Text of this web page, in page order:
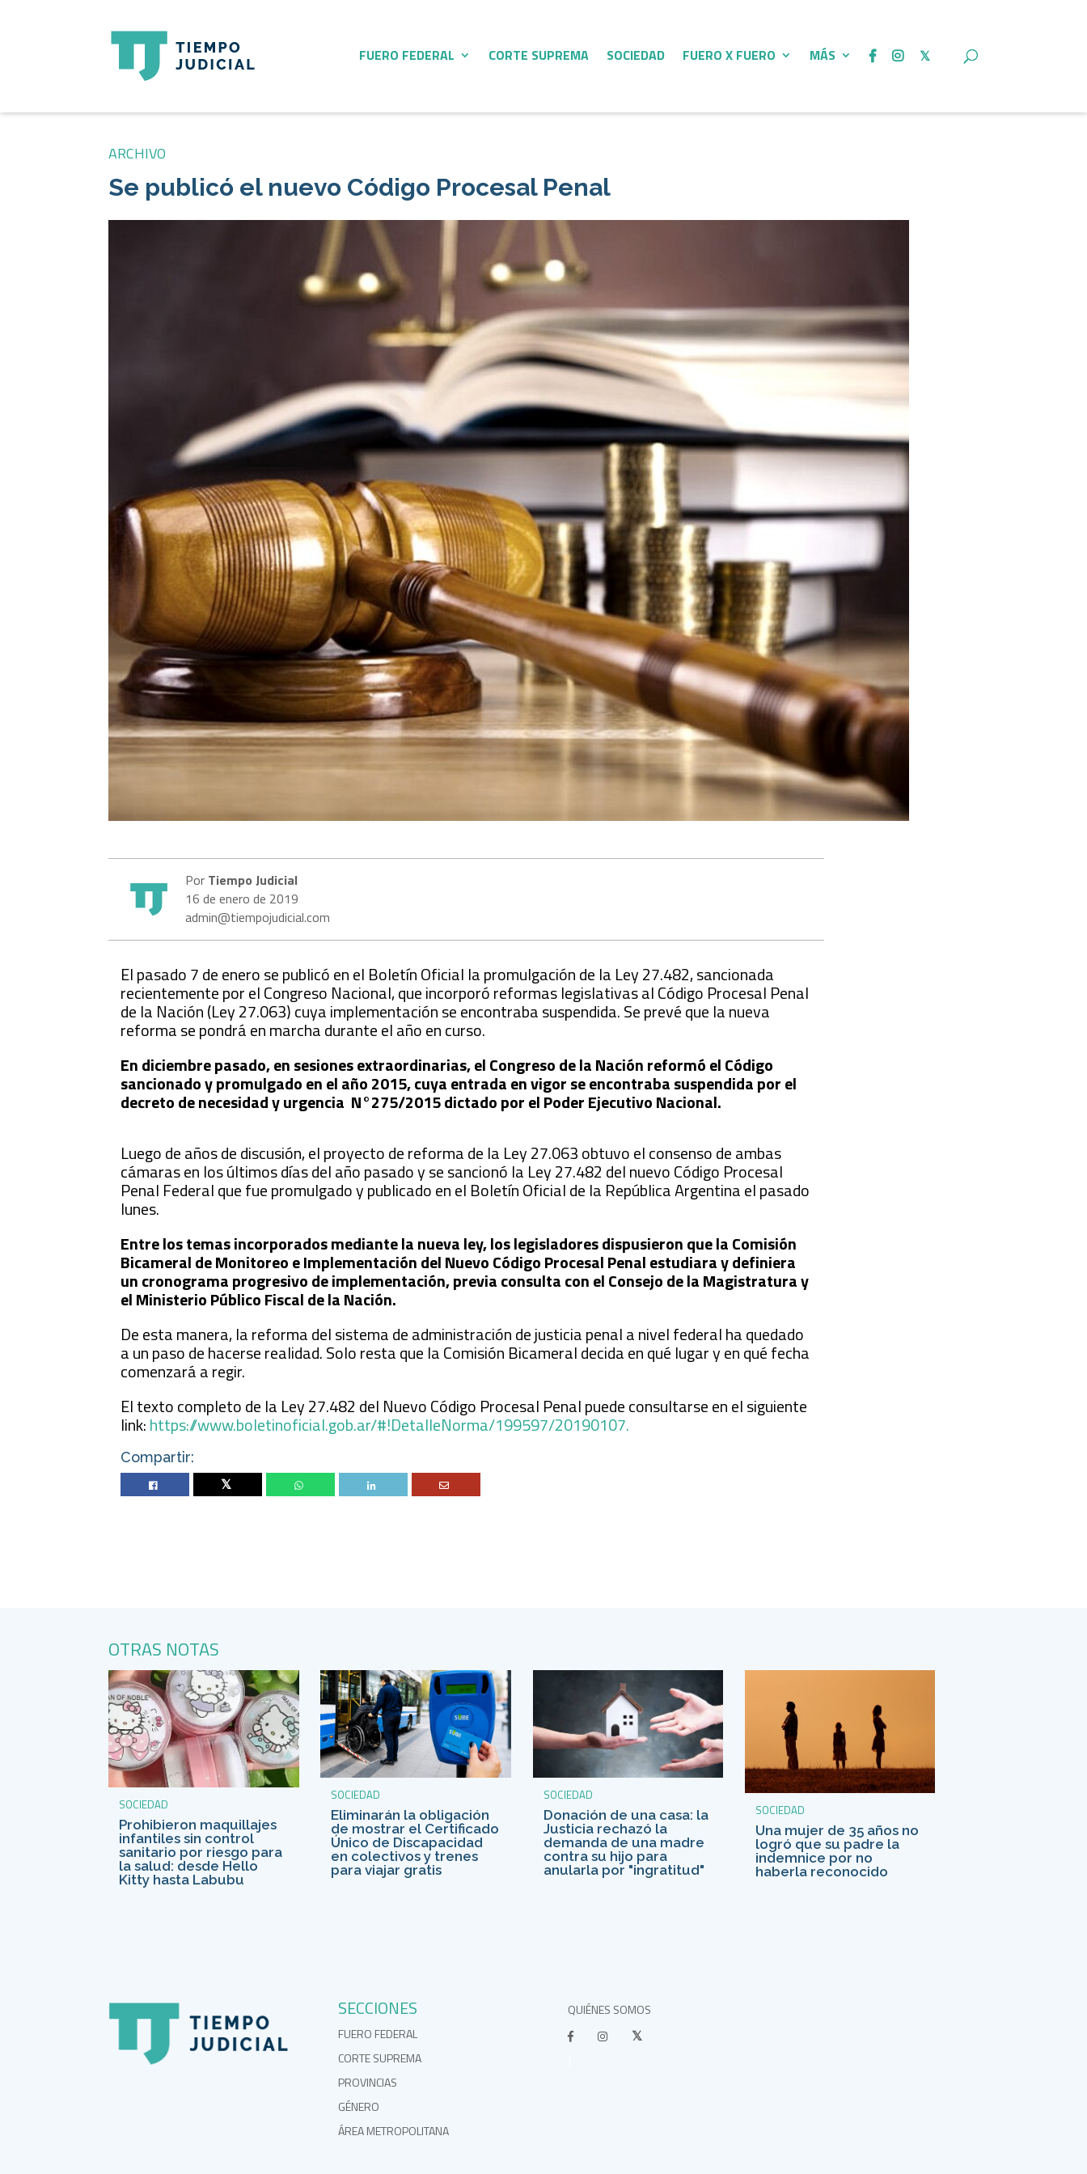
FUERO FEDERAL CORTE SUPREMA SOCIEDAD FUERO X FUERO MÁS
ARCHIVO
Se publicó el nuevo Código Procesal Penal
Por Tiempo Judicial
16 de enero de 2019
admin@tiempojudicial.com
El pasado 7 de enero se publicó en el Boletín Oficial la promulgación de la Ley 27.482, sancionada
recientemente por el Congreso Nacional, que incorporó reformas legislativas al Código Procesal Penal
de la Nación (Ley 27.063) cuya implementación se encontraba suspendida. Se prevé que la nueva
reforma se pondrá en marcha durante el año en curso.
En diciembre pasado, en sesiones extraordinarias, el Congreso de la Nación reformó el Código
sancionado y promulgado en el año 2015, cuya entrada en vigor se encontraba suspendida por el
decreto de necesidad y urgencia N°275/2015 dictado por el Poder Ejecutivo Nacional.
Luego de años de discusión, el proyecto de reforma de la Ley 27.063 obtuvo el consenso de ambas
cámaras en los últimos días del año pasado y se sancionó la Ley 27.482 del nuevo Código Procesal
Penal Federal que fue promulgado y publicado en el Boletín Oficial de la República Argentina el pasado
lunes.
Entre los temas incorporados mediante la nueva ley, los legisladores dispusieron que la Comisión
Bicameral de Monitoreo e Implementación del Nuevo Código Procesal Penal estudiara y definiera
un cronograma progresivo de implementación, previa consulta con el Consejo de la Magistratura y
el Ministerio Público Fiscal de la Nación.
De esta manera, la reforma del sistema de administración de justicia penal a nivel federal ha quedado
a un paso de hacerse realidad. Solo resta que la Comisión Bicameral decida en qué lugar y en qué fecha
comenzará a regir.
El texto completo de la Ley 27.482 del Nuevo Código Procesal Penal puede consultarse en el siguiente
link:https://www.boletinoficial.gob.ar/#!DetalleNorma/199597/20190107.
Compartir:
Twitter
OTRAS NOTAS
SOCIEDAD
Prohibieron maquillajes
infantiles sin control
sanitario por riesgo para
la salud: desde Hello
Kitty hasta Labubu
SOCIEDAD
Eliminarán la obligación
de mostrar el Certificado
Único de Discapacidad
en colectivos y trenes
para viajar gratis
SOCIEDAD
Donación de una casa: la
Justicia rechazó la
demanda de una madre
contra su hijo para
anularla por "ingratitud"
SOCIEDAD
Una mujer de 35 años no
logró que su padre la
indemnice por no
haberla reconocido
SECCIONES
FUERO FEDERAL
CORTE SUPREMA
PROVINCIAS
GÉNERO
ÁREA METROPOLITANA
QUIÉNES SOMOS